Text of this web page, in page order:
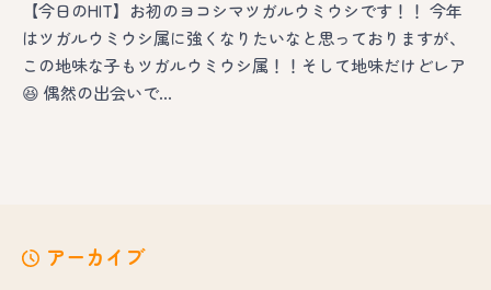
【今日のHIT】お初のヨコシマツガルウミウシです！！ 今年
はツガルウミウシ属に強くなりたいなと思っておりますが、
この地味な子もツガルウミウシ属！！そして地味だけどレア
😆 偶然の出会いで…
アーカイブ